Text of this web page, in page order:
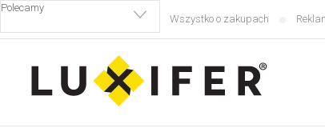
Przejść
treści
Wszystko o zakupach